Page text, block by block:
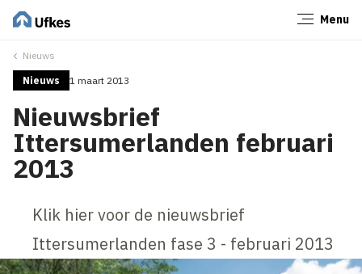
Menu
Nieuws
Nieuws 1 maart 2013
Nieuwsbrief
Ittersumerlanden februari
2013
Klik hier voor de nieuwsbrief
Ittersumerlanden fase 3 - februari 2013
Sluiten